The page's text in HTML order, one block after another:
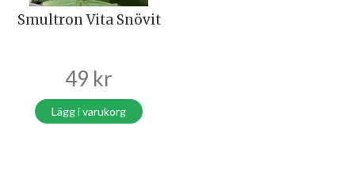
Smultron Vita Snövit
49 kr
Lägg i varukorg